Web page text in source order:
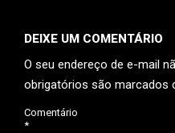
DEIXE UM COMENTÁRIO
O seu endereço de e-mail
obrigatórios são marcados
Comentário
*